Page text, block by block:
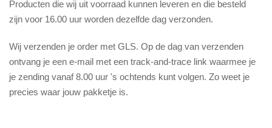
Producten die wij uit voorraad kunnen leveren en die besteld
zijn voor 16.00 uur worden dezelfde dag verzonden.
Wij verzenden je order met GLS. Op de dag van verzenden
ontvang je een e-mail met een track-and-trace link waarmee je
je zending vanaf 8.00 uur 's ochtends kunt volgen. Zo weet je
precies waar jouw pakketje is.